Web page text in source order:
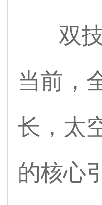
双技
当前，
长，太
的核心